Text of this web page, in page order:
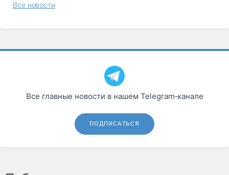
Все новости
Все главные новости в нашем Telegram‑канале
ПОДПИСАТЬСЯ